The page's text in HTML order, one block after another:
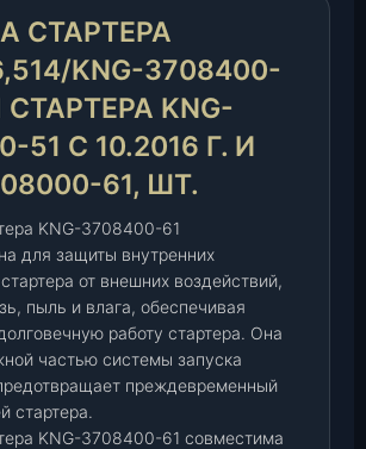
СТАРТЕРА
KNG-3708400-
KNG-
51 С 10.2016 Г. И
61, ШТ.
KNG-3708400-61
для защиты внутренних
от внешних воздействий,
пыль и влага, обеспечивая
работу стартера. Она
частью системы запуска
преждевременный
стартера.
KNG-3708400-61 совместима